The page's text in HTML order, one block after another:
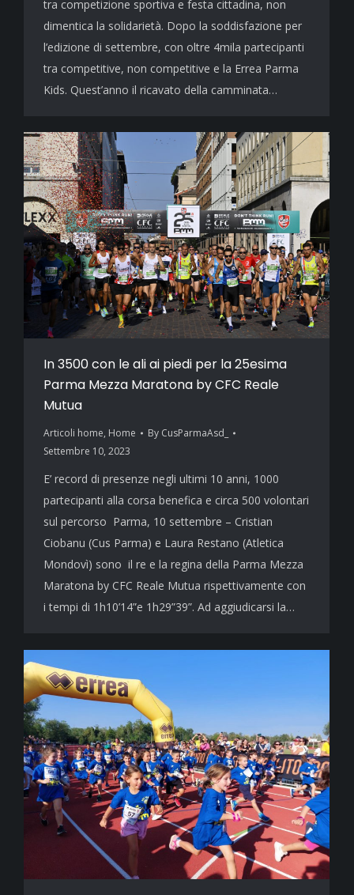
tra competizione sportiva e festa cittadina, non
dimentica la solidarietà. Dopo la soddisfazione per
l’edizione di settembre, con oltre 4mila partecipanti
tra competitive, non competitive e la Errea Parma
Kids. Quest’anno il ricavato della camminata…
In 3500 con le ali ai piedi per la 25esima
Parma Mezza Maratona by CFC Reale
Mutua
Articoli home, Home By CusParmaAsd_
Settembre 10, 2023
E’ record di presenze negli ultimi 10 anni, 1000
partecipanti alla corsa benefica e circa 500 volontari
sul percorso Parma, 10 settembre – Cristian
Ciobanu (Cus Parma) e Laura Restano (Atletica
Mondovì) sono il re e la regina della Parma Mezza
Maratona by CFC Reale Mutua rispettivamente con
i tempi di 1h10’14”e 1h29”39”. Ad aggiudicarsi la…